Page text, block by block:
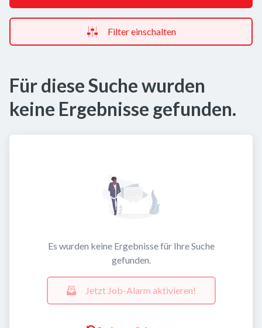
Filter einschalten
Für diese Suche wurden
keine Ergebnisse gefunden.
Es wurden keine Ergebnisse für Ihre Suche
gefunden.
Jetzt Job-Alarm aktivieren!